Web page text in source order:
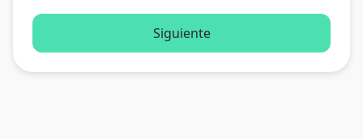
Siguiente